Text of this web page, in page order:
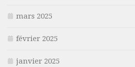
mars 2025
février 2025
janvier 2025